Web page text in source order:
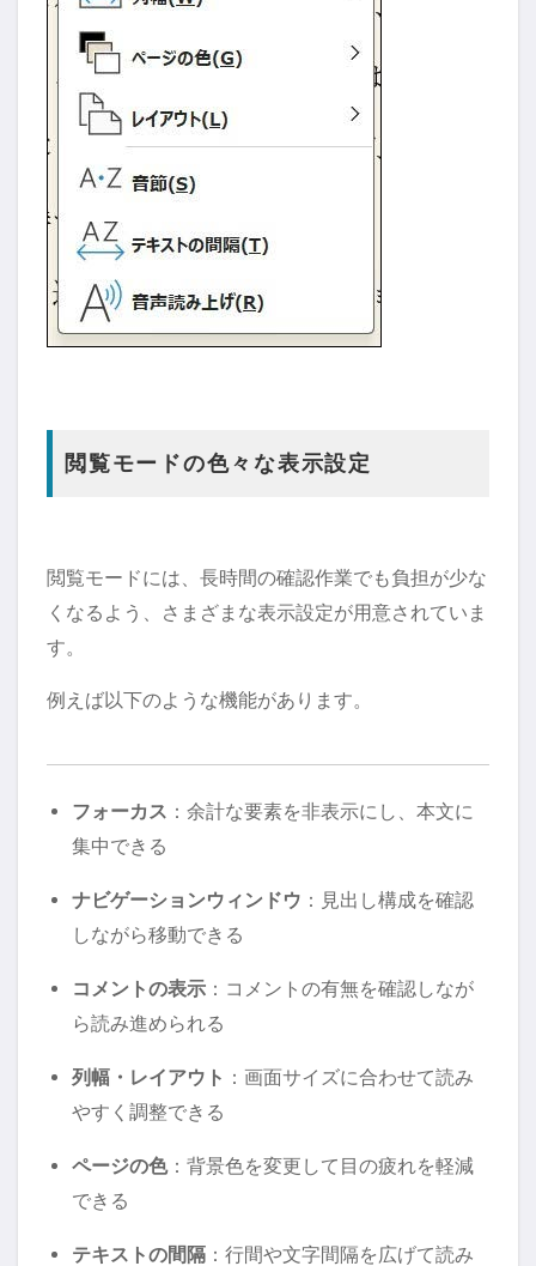
閲覧モードの色々な表示設定
閲覧モードには、長時間の確認作業でも負担が少な
くなるよう、さまざまな表示設定が用意されていま
す。
例えば以下のような機能があります。
フォーカス ：余計な要素を非表示にし、本文に
集中できる
ナビゲーションウィンドウ ：見出し構成を確認
しながら移動できる
コメントの表示：コメントの有無を確認しなが
ら読み進められる
列幅・レイアウト ：画面サイズに合わせて読み
やすく調整できる
ページの色：背景色を変更して目の疲れを軽減
できる
テキストの間隔：行間や文字間隔を広げて読み